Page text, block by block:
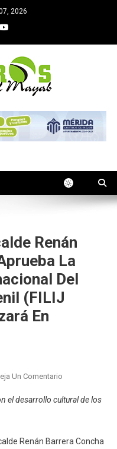
2026
Renán
La
Del
(FILIJ
En
Un ComentarioEn
Propuesta
Renán
el desarrollo cultural de los
Renán Barrera Concha